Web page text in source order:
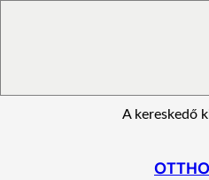
A kereskedő